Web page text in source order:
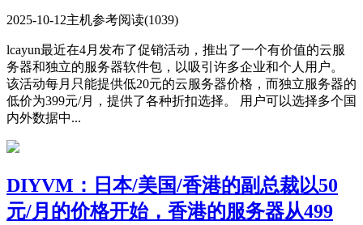
2025-10-12主机参考阅读(1039)
lcayun最近在4月发布了促销活动，推出了一个有价值的云服
务器和独立的服务器软件包，以吸引许多企业和个人用户。
该活动每月只能提供低20元的云服务器价格，而独立服务器的
低价为399元/月，提供了各种折扣选择。 用户可以选择多个国
内外数据中...
DIYVM：日本/美国/香港的副总裁以50
元/月的价格开始，香港的服务器从499